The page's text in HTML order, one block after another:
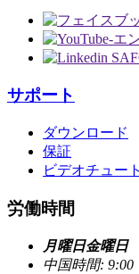
サポート
ダウンロード
保証
ビデオチュー
労働時間
月曜日金曜日
中国時間: 9:00